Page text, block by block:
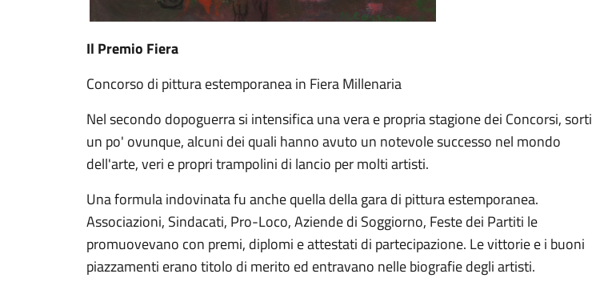
Il Premio Fiera
Concorso di pittura estemporanea in Fiera Millenaria
Nel secondo dopoguerra si intensifica una vera e propria stagione dei Concorsi, sorti
un po' ovunque, alcuni dei quali hanno avuto un notevole successo nel mondo
dell'arte, veri e propri trampolini di lancio per molti artisti.
Una formula indovinata fu anche quella della gara di pittura estemporanea.
Associazioni, Sindacati, Pro-Loco, Aziende di Soggiorno, Feste dei Partiti le
promuovevano con premi, diplomi e attestati di partecipazione. Le vittorie e i buoni
piazzamenti erano titolo di merito ed entravano nelle biografie degli artisti.